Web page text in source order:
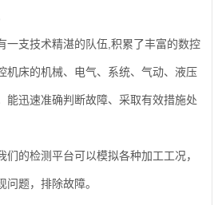
一支技术精湛的队伍,积累了丰富的数控
机床的机械、电气、系统、气动、液压
能迅速准确判断故障、采取有效措施处
们的检测平台可以模拟各种加工工况，
题，排除故障。